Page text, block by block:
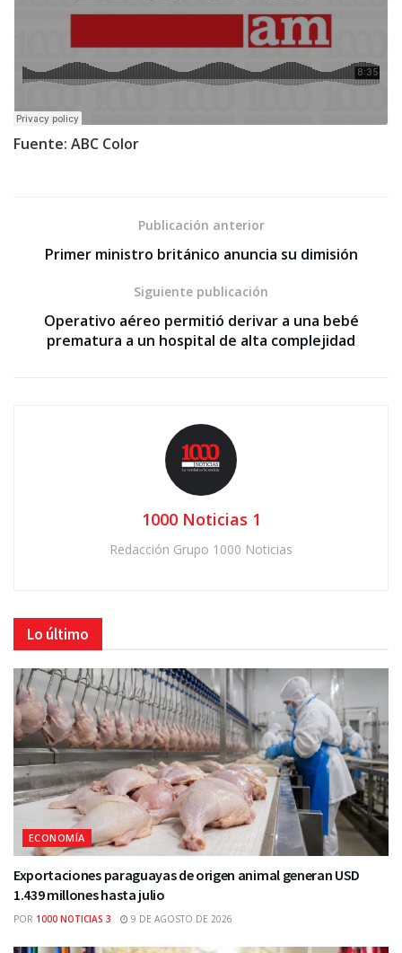
Fuente: ABC Color
Publicación anterior
Primer ministro británico anuncia su dimisión
Siguiente publicación
Operativo aéreo permitió derivar a una bebé
prematura a un hospital de alta complejidad
1000 Noticias 1
Redacción Grupo 1000 Noticias
Lo último
ECONOMÍA
Exportaciones paraguayas de origen animal generan USD
1.439 millones hasta julio
POR 1000 NOTICIAS 3 9 DE AGOSTO DE 2026